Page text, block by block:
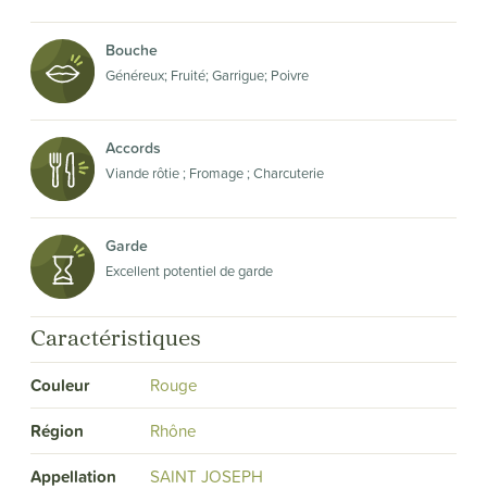
Bouche
Généreux; Fruité; Garrigue; Poivre
Accords
Viande rôtie ; Fromage ; Charcuterie
Garde
Excellent potentiel de garde
Caractéristiques
Couleur
Rouge
Région
Rhône
Appellation
SAINT JOSEPH